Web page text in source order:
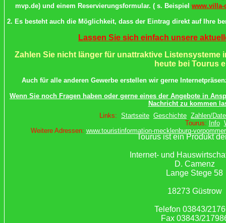
mvp.de) und einem Reservierungsformular. ( s. Beispiel www.villa-
2. Es besteht auch die Möglichkeit, dass der Eintrag direkt auf Ihre
Lassen Sie sich einfach unsere
Zahlen Sie nicht länger für unattraktive Listensysteme
heute bei Tourus
Auch für alle anderen Gewerbe erstellen wir gerne
Wenn Sie noch Fragen haben oder gerne eines der Angebote in
Nachricht zu kommen
Tourus ist ein Produkt
Internet- und
D. Camenz
Lange Stege 58
18273 Güstrow
Telefon 03843/
Fax 03843/
Links: Startseite Geschichte Zahlen/
Tourus:
Info
Weitere Adressen: www.touristinformation-mecklenburg-